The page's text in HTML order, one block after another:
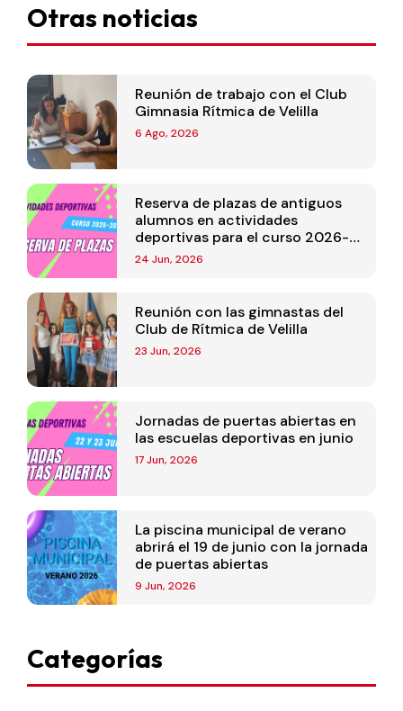
Otras noticias
Reunión de trabajo con el Club
Gimnasia Rítmica de Velilla
6 Ago, 2026
Reserva de plazas de antiguos
alumnos en actividades
deportivas para el curso 2026-
2027
24 Jun, 2026
Reunión con las gimnastas del
Club de Rítmica de Velilla
23 Jun, 2026
Jornadas de puertas abiertas en
las escuelas deportivas en junio
17 Jun, 2026
La piscina municipal de verano
abrirá el 19 de junio con la jornada
de puertas abiertas
9 Jun, 2026
Categorías